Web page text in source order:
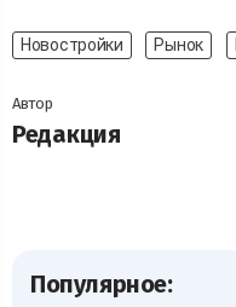
Новостройки Рынок
Автор
Редакция
Популярное: